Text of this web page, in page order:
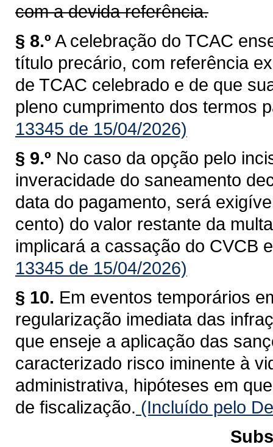
com a devida referência.
§ 8.º A celebração do TCAC
título precário, com referência
de TCAC celebrado e de que
pleno cumprimento dos termos
13345 de 15/04/2026)
§ 9.º No caso da opção pelo
inveracidade do saneamento
data do pagamento, será
cento) do valor restante da
implicará a cassação do CVCB
13345 de 15/04/2026)
§ 10. Em eventos temporários
regularização imediata das
que enseje a aplicação das
caracterizado risco iminente à
administrativa, hipóteses em
de fiscalização. (Incluído pelo